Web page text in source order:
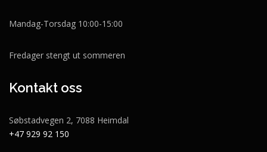
Mandag-Torsdag 10:00-15:00
Fredager stengt ut sommeren
Kontakt oss
Søbstadvegen 2, 7088 Heimdal
+47 929 92 150